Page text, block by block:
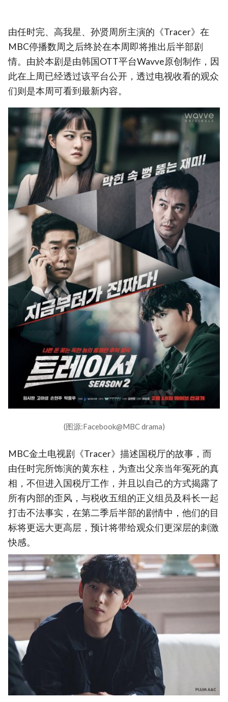
由任时完、高我星、孙贤周所主演的《Tracer》在
MBC停播数周之后终於在本周即将推出后半部剧
情。由於本剧是由韩国OTT平台Wavve原创制作，因
此在上周已经透过该平台公开，透过电视收看的观众
们则是本周可看到最新内容。
(图源:Facebook@MBC drama)
MBC金土电视剧《Tracer》描述国税厅的故事，而
由任时完所饰演的黄东柱，为查出父亲当年冤死的真
相，不但进入国税厅工作，并且以自己的方式揭露了
所有内部的歪风，与税收五组的正义组员及科长一起
打击不法事实，在第二季后半部的剧情中，他们的目
标将更远大更高层，预计将带给观众们更深层的刺激
快感。